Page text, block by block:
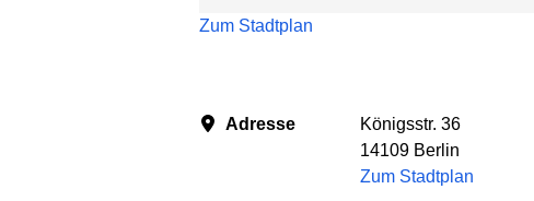
Zum Stadtplan
Adresse
Königsstr. 36
14109 Berlin
Zum Stadtplan